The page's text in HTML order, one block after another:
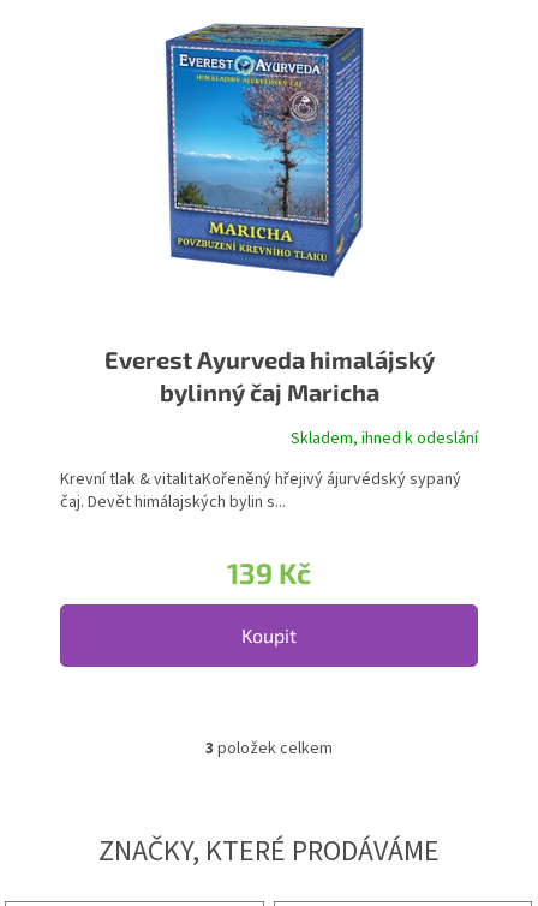
Everest Ayurveda himalájský
bylinný čaj Maricha
Průměrné hodnocení produktu je 5,0 z 5 hvězdiček.
Skladem, ihned k odeslání
139 Kč
Koupit
Krevní tlak & vitalitaKořeněný hřejivý ájurvédský sypaný
čaj. Devět himálajských bylin s...
Ovládací prvky výpisu
3 položek celkem
ZNAČKY, KTERÉ PRODÁVÁME